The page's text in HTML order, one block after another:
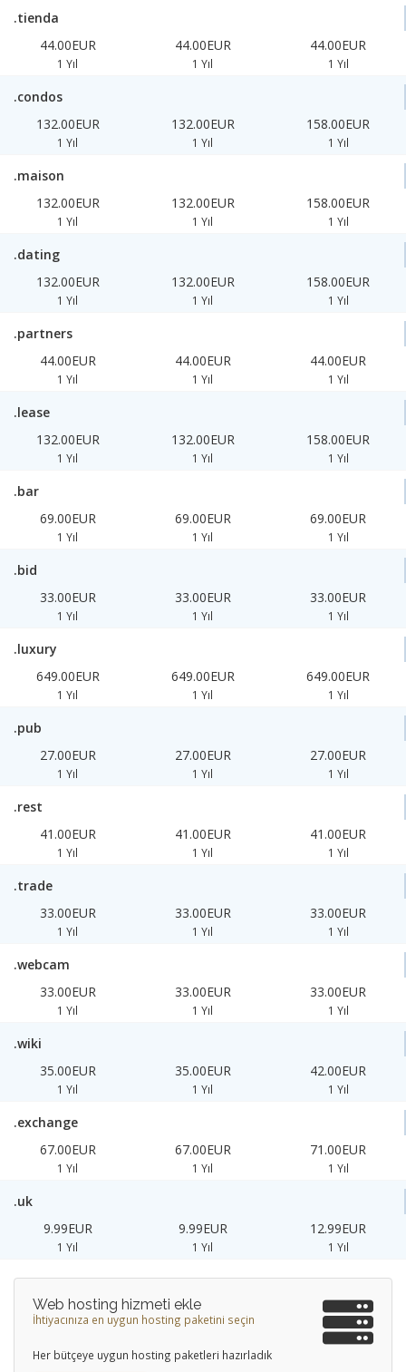
.tienda
44.00EUR
1 Yıl
44.00EUR
1 Yıl
44.00EUR
1 Yıl
.condos
132.00EUR
1 Yıl
132.00EUR
1 Yıl
158.00EUR
1 Yıl
.maison
132.00EUR
1 Yıl
132.00EUR
1 Yıl
158.00EUR
1 Yıl
.dating
132.00EUR
1 Yıl
132.00EUR
1 Yıl
158.00EUR
1 Yıl
.partners
44.00EUR
1 Yıl
44.00EUR
1 Yıl
44.00EUR
1 Yıl
.lease
132.00EUR
1 Yıl
132.00EUR
1 Yıl
158.00EUR
1 Yıl
.bar
69.00EUR
1 Yıl
69.00EUR
1 Yıl
69.00EUR
1 Yıl
.bid
33.00EUR
1 Yıl
33.00EUR
1 Yıl
33.00EUR
1 Yıl
.luxury
649.00EUR
1 Yıl
649.00EUR
1 Yıl
649.00EUR
1 Yıl
.pub
27.00EUR
1 Yıl
27.00EUR
1 Yıl
27.00EUR
1 Yıl
.rest
41.00EUR
1 Yıl
41.00EUR
1 Yıl
41.00EUR
1 Yıl
.trade
33.00EUR
1 Yıl
33.00EUR
1 Yıl
33.00EUR
1 Yıl
.webcam
33.00EUR
1 Yıl
33.00EUR
1 Yıl
33.00EUR
1 Yıl
.wiki
35.00EUR
1 Yıl
35.00EUR
1 Yıl
42.00EUR
1 Yıl
.exchange
67.00EUR
1 Yıl
67.00EUR
1 Yıl
71.00EUR
1 Yıl
.uk
9.99EUR
1 Yıl
9.99EUR
1 Yıl
12.99EUR
1 Yıl
Web hosting hizmeti ekle
İhtiyacınıza en uygun hosting paketini seçin
Her bütçeye uygun hosting paketleri hazırladık